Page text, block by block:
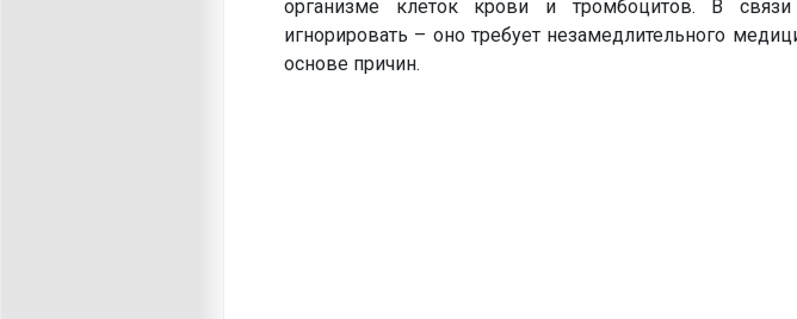
организме клеток крови и тромбоцитов. В
игнорировать – оно требует незамедлительного
основе причин.